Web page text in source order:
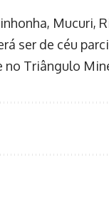
Mucuri,
ser de céu
Triângulo